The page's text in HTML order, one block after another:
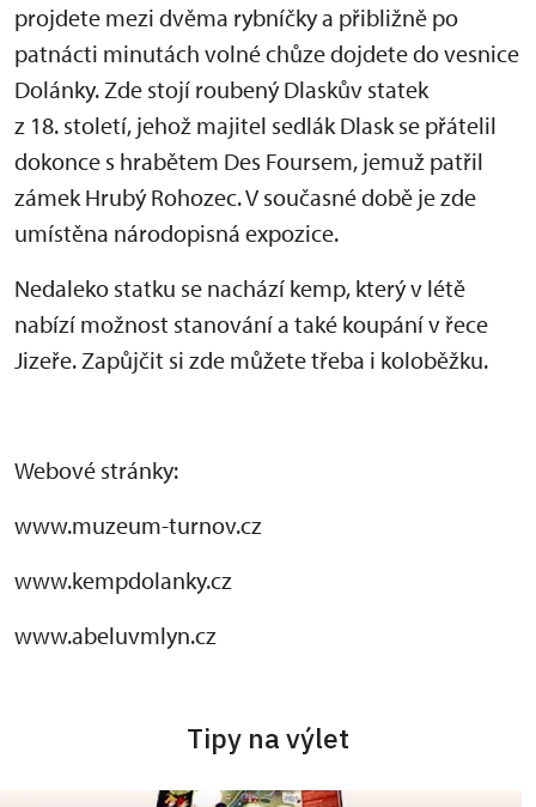
projdete mezi dvěma rybníčky a přibližně po
patnácti minutách volné chůze dojdete do vesnice
Dolánky. Zde stojí roubený Dlaskův statek
z 18. století, jehož majitel sedlák Dlask se přátelil
dokonce s hrabětem Des Foursem, jemuž patřil
zámek Hrubý Rohozec. V současné době je zde
umístěna národopisná expozice.
Nedaleko statku se nachází kemp, který v létě
nabízí možnost stanování a také koupání v řece
Jizeře. Zapůjčit si zde můžete třeba i koloběžku.
Webové stránky:
www.muzeum-turnov.cz
www.kempdolanky.cz
www.abeluvmlyn.cz
Tipy na výlet